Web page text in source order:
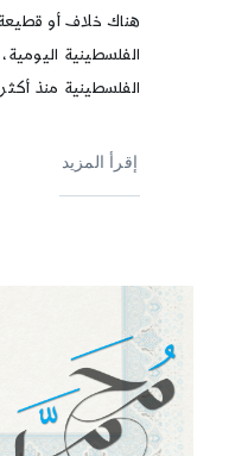
هناك خلاف أو قطيعة
الفلسطينية
الفلسطينية منذ أكثر من 70
إقرأ المزيد